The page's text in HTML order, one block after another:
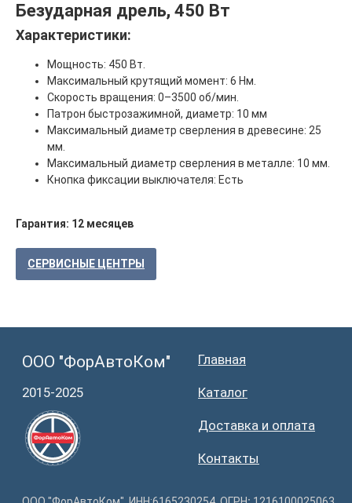
Безударная дрель, 450 Вт
Характеристики:
Мощность: 450 Вт.
Максимальный крутящий момент: 6 Нм.
Скорость вращения: 0–3500 об/мин.
Патрон быстрозажимной, диаметр: 10 мм
Максимальный диаметр сверления в древесине: 25
мм.
Максимальный диаметр сверления в металле: 10 мм.
Кнопка фиксации выключателя: Есть
Гарантия: 12 месяцев
СЕРВИСНЫЕ ЦЕНТРЫ
Каталог
Контакты
ООО "ФорАвтоКом", ИНН:6165230254, ОГРН:1216100025063
Политика обработки персональных данных
2015-2025